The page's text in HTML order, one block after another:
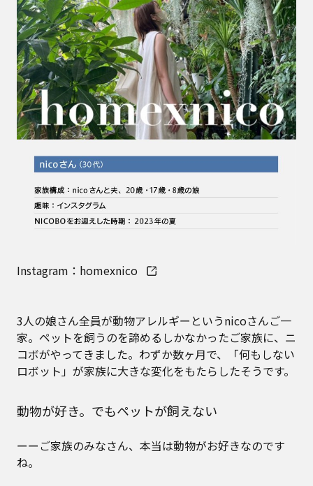
Instagram：homexnico
3人の娘さん全員が動物アレルギーというnicoさんご一
家。ペットを飼うのを諦めるしかなかったご家族に、ニ
コボがやってきました。わずか数ヶ月で、「何もしない
ロボット」が家族に大きな変化をもたらしたそうです。
動物が好き。でもペットが飼えない
ーーご家族のみなさん、本当は動物がお好きなのです
ね。